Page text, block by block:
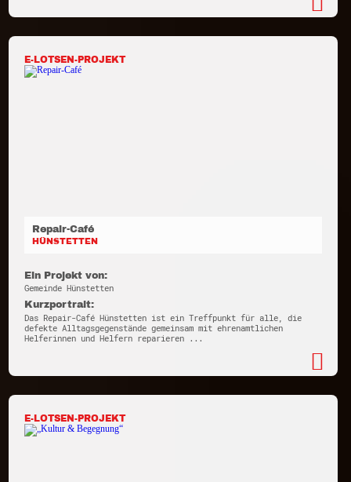
E-LOTSEN-PROJEKT
Repair-Café
HÜNSTETTEN
Ein Projekt von:
Gemeinde Hünstetten
Kurzportrait:
Das Repair-Café Hünstetten ist ein Treffpunkt für alle, die
defekte Alltagsgegenstände gemeinsam mit ehrenamtlichen
Helferinnen und Helfern reparieren ...
E-LOTSEN-PROJEKT